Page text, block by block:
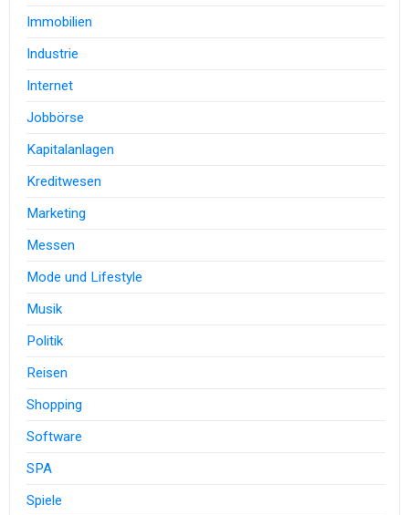
Immobilien
Industrie
Internet
Jobbörse
Kapitalanlagen
Kreditwesen
Marketing
Messen
Mode und Lifestyle
Musik
Politik
Reisen
Shopping
Software
SPA
Spiele